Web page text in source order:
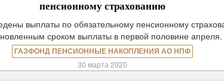
пенсионному страхованию
выплаты по обязательному пенсионному
сроком выплаты в первой половине апреля.
ГАЗФОНД ПЕНСИОННЫЕ НАКОПЛЕНИЯ АО НПФ
30 марта 2020